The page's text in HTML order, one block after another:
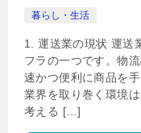
暮らし・生活
1. 運送業の現状 運送
フラの一つです。物
速かつ便利に商品を
業界を取り巻く環境
考える […]